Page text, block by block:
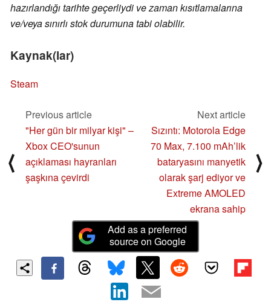
hazırlandığı tarihte geçerliydi ve zaman kısıtlamalarına
ve/veya sınırlı stok durumuna tabi olabilir.
Kaynak(lar)
Steam
⟨
Previous article
"Her gün bir milyar kişi" –
Xbox CEO'sunun
açıklaması hayranları
şaşkına çevirdi
Next article
Sızıntı: Motorola Edge
70 Max, 7.100 mAh’lik
bataryasını manyetik
olarak şarj ediyor ve
Extreme AMOLED
ekrana sahip
⟩
Add as a preferred
source on Google